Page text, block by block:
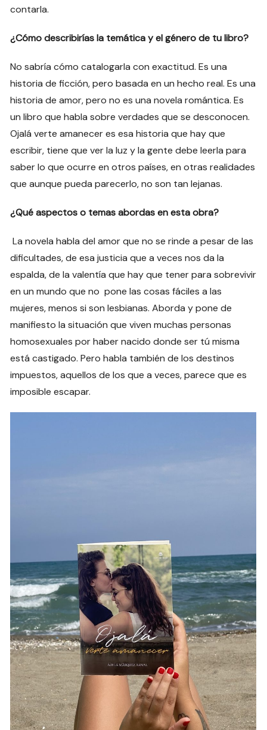
contarla.
¿Cómo describirías la temática y el género de tu libro?
No sabría cómo catalogarla con exactitud. Es una
historia de ficción, pero basada en un hecho real. Es una
historia de amor, pero no es una novela romántica. Es
un libro que habla sobre verdades que se desconocen.
Ojalá verte amanecer es esa historia que hay que
escribir, tiene que ver la luz y la gente debe leerla para
saber lo que ocurre en otros países, en otras realidades
que aunque pueda parecerlo, no son tan lejanas.
¿Qué aspectos o temas abordas en esta obra?
La novela habla del amor que no se rinde a pesar de las
dificultades, de esa justicia que a veces nos da la
espalda, de la valentía que hay que tener para sobrevivir
en un mundo que no pone las cosas fáciles a las
mujeres, menos si son lesbianas. Aborda y pone de
manifiesto la situación que viven muchas personas
homosexuales por haber nacido donde ser tú misma
está castigado. Pero habla también de los destinos
impuestos, aquellos de los que a veces, parece que es
imposible escapar.